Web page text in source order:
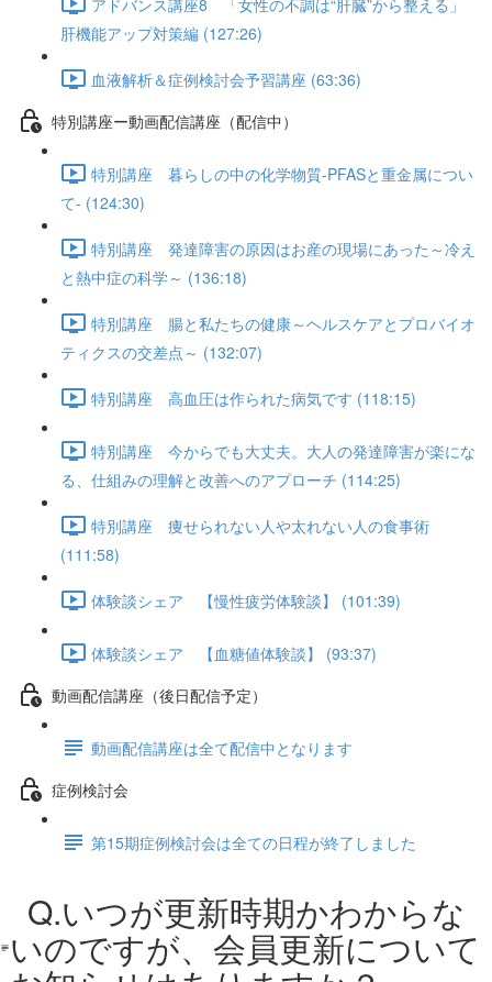
肝機能アップ対策編 (127:26)
血液解析＆症例検討会予習講座 (63:36)
特別講座ー動画配信講座（配信中）
特別講座 暮らしの中の化学物質-PFASと重金属につい
て- (124:30)
特別講座 発達障害の原因はお産の現場にあった～冷え
と熱中症の科学～ (136:18)
特別講座 腸と私たちの健康～ヘルスケアとプロバイオ
ティクスの交差点～ (132:07)
特別講座 高血圧は作られた病気です (118:15)
特別講座 今からでも大丈夫。大人の発達障害が楽にな
る、仕組みの理解と改善へのアプローチ (114:25)
特別講座 痩せられない人や太れない人の食事術
(111:58)
体験談シェア 【慢性疲労体験談】 (101:39)
体験談シェア 【血糖値体験談】 (93:37)
動画配信講座（後日配信予定）
動画配信講座は全て配信中となります
症例検討会
第15期症例検討会は全ての日程が終了しました
Q.いつが更新時期かわからな
いのですが、会員更新について